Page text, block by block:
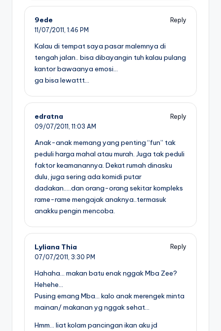
9ede
Reply
11/07/2011, 1:46 PM
Kalau di tempat saya pasar malemnya di
tengah jalan.. bisa dibayangin tuh kalau pulang
kantor bawaanya emosi…
ga bisa lewattt…
edratna
Reply
09/07/2011, 11:03 AM
Anak-anak memang yang penting “fun” tak
peduli harga mahal atau murah. Juga tak peduli
faktor keamanannya. Dekat rumah dinasku
dulu, juga sering ada komidi putar
dadakan…..dan orang-orang sekitar kompleks
rame-rame mengajak anaknya..termasuk
anakku pengin mencoba.
Lyliana Thia
Reply
07/07/2011, 3:30 PM
Hahaha… makan batu enak nggak Mba Zee?
Hehehe…
Pusing emang Mba… kalo anak merengek minta
mainan/ makanan yg nggak sehat…
Hmm… liat kolam pancingan ikan aku jd